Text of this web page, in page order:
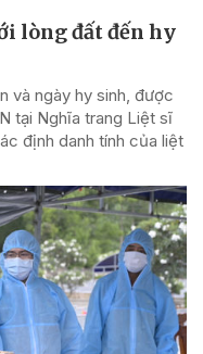
lòng đất đến hy
và ngày hy sinh, được
tại Nghĩa trang Liệt sĩ
định danh tính của liệt